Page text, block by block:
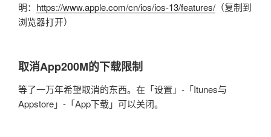
明： https://www.apple.com/cn/ios/ios-13/features/ （复制到
浏览器打开）
取消App200M的下载限制
等了一万年希望取消的东西。在「设置」-「Itunes与
Appstore」-「App下载」可以关闭。